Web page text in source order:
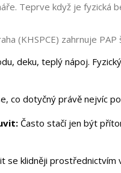
Teprve když je fyzická
(KHSPCE) zahrnuje
deku, teplý nápoj.
co dotyčný právě nejvíc
Často stačí jen být
se klidněji prostřednictvím